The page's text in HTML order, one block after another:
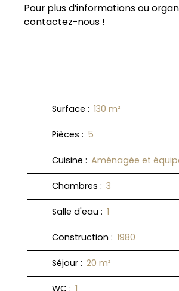
Pour plus d’informations ou
contactez-nous !
Surface : 130 m²
Pièces : 5
Cuisine : Aménagée et
Chambres : 3
Salle d'eau : 1
Construction : 1980
Séjour : 20 m²